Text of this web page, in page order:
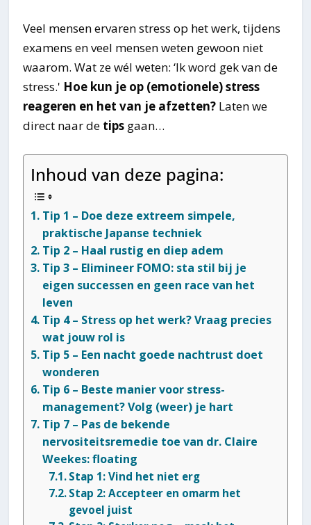
Veel mensen ervaren stress op het werk, tijdens
examens en veel mensen weten gewoon niet
waarom. Wat ze wél weten: ‘Ik word gek van de
stress.' Hoe kun je op (emotionele) stress
reageren en het van je afzetten? Laten we
direct naar de tips gaan…
Inhoud van deze pagina:
Tip 1 – Doe deze extreem simpele,
praktische Japanse techniek
Tip 2 – Haal rustig en diep adem
Tip 3 – Elimineer FOMO: sta stil bij je
eigen successen en geen race van het
leven
Tip 4 – Stress op het werk? Vraag precies
wat jouw rol is
Tip 5 – Een nacht goede nachtrust doet
wonderen
Tip 6 – Beste manier voor stress-
management? Volg (weer) je hart
Tip 7 – Pas de bekende
nervositeitsremedie toe van dr. Claire
Weekes: floating
Stap 1: Vind het niet erg
Stap 2: Accepteer en omarm het
gevoel juist